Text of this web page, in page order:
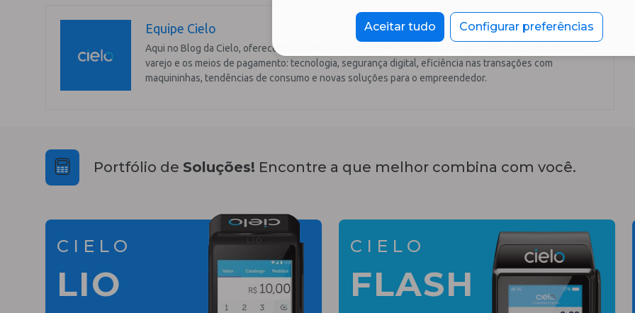
Equipe Cielo
Aqui no Blog da Cielo, oferecemos análises e orientações sobre os principais temas que impactam o
varejo e os meios de pagamento: tecnologia, segurança digital, eficiência nas transações com
maquininhas, tendências de consumo e novas soluções para o empreendedor.
Portfólio de Soluções! Encontre a que melhor combina com você.
CIELO
LIO
CIELO
FLASH
Aceitar tudo Configurar preferências